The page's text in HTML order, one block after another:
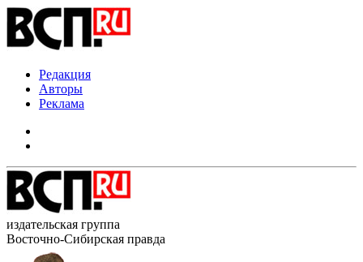
Редакция
Авторы
Реклама
издательская группа
Восточно-Сибирская правда